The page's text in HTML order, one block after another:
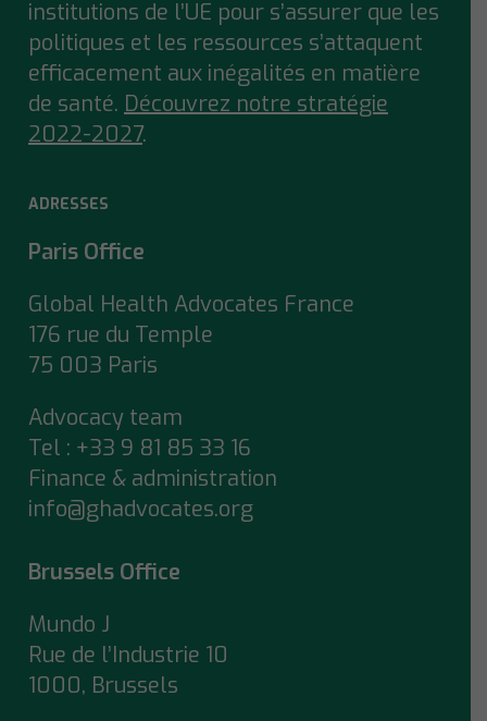
institutions de l’UE pour s’assurer que les
politiques et les ressources s’attaquent
efficacement aux inégalités en matière
de santé. Découvrez notre stratégie
2022-2027.
ADRESSES
Paris Office
Global Health Advocates France
176 rue du Temple
75 003 Paris
Advocacy team
Tel : +33 9 81 85 33 16
Finance & administration
info@ghadvocates.org
Brussels Office
Mundo J
Rue de l’Industrie 10
1000, Brussels